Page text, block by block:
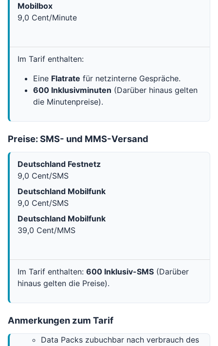
Mobilbox
9,0 Cent/Minute
Im Tarif enthalten:
Eine Flatrate für netzinterne Gespräche.
600 Inklusivminuten (Darüber hinaus gelten
die Minutenpreise).
Preise: SMS- und MMS-Versand
Deutschland Festnetz
9,0 Cent/SMS
Deutschland Mobilfunk
9,0 Cent/SMS
Deutschland Mobilfunk
39,0 Cent/MMS
Im Tarif enthalten: 600 Inklusiv-SMS (Darüber
hinaus gelten die Preise).
Anmerkungen zum Tarif
Data Packs zubuchbar nach verbrauch des